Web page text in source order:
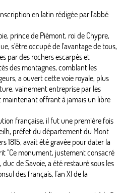
en latin rédigée par l'abbé
prince de Piémont, roi de Chypre,
s'être occupé de l'avantage de tous,
par des rochers escarpés et
des montagnes, comblant les
a ouvert cette voie royale, plus
vainement entreprise par les
maintenant offrant à jamais un libre
française, il fut une première fois
préfet du département du Mont
1815, avait été gravée pour dater la
"Ce monument, justement consacré
de Savoie, a été restauré sous les
des français, l'an XI de la